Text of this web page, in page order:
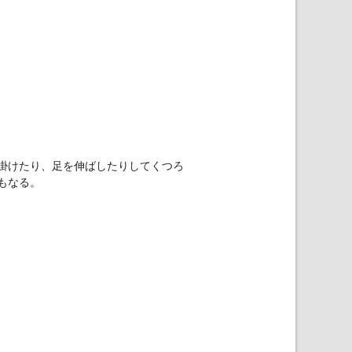
けたり、足を伸ばしたりしてくつろ
る。